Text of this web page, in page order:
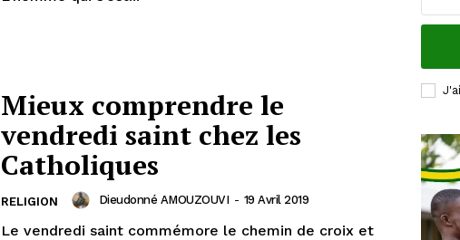
Mieux comprendre le
vendredi saint chez les
Catholiques
RELIGION Dieudonné AMOUZOUVI - 19 Avril 2019
Le vendredi saint commémore le chemin de croix et